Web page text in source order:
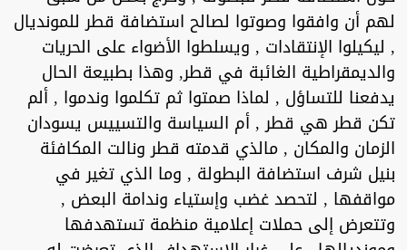
لهم أن وافقوا وصوتوا لصالح استضافة قطر للمونديال
, ليكيلوا الإنتقادات , ويسلطوا الأضواء على الحريات
والديمقراطية الغائبة في قطر, وهذا بطبيعة الحال
يدفعنا للتساؤل , لماذا صمتوا ثم تكلموا وندموا , ألم
تكن قطر هي قطر , أم السياسة والتسييس يسودان
الزمان والمكان , مالذي قدمته قطر ونالت المكافئة
بنيل شرف استضافة البطولة , وما الذي تغير في
مواقفها , لتحصد غضب وإستياء وندامة البعض ,
وتتعرض إلى حملات إعلامية منظمة تستهدفها